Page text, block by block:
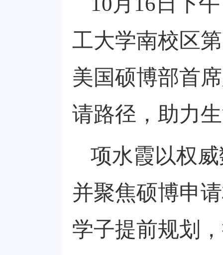
工大学南校区
美国硕博部首
请路径，助力
项水霞以权
并聚焦硕博申
学子提前规划